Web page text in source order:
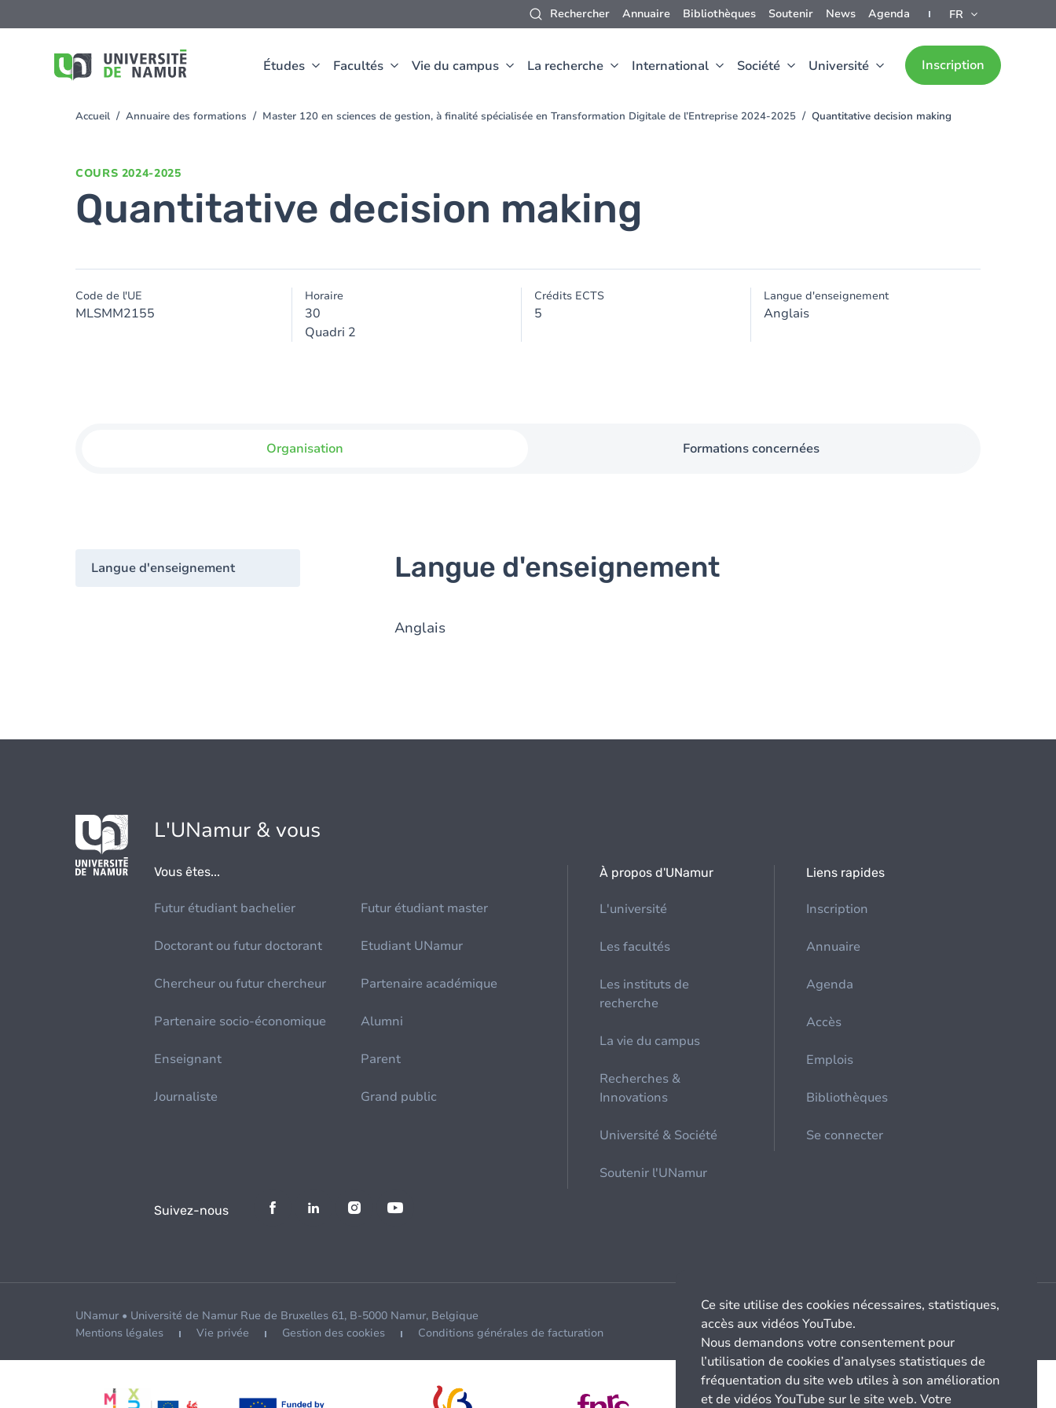
Rechercher Annuaire Bibliothèques Soutenir News Agenda FR
Études Facultés Vie du campus La recherche International Société Université Inscription
au
You
Accueil Annuaire des formations Master 120 en sciences de gestion, à finalité spécialisée en Transformation Digitale de l’Entreprise 2024-2025 Quantitative decision making
COURS 2024-2025
Quantitative decision making
Code de l'UE
MLSMM2155
Horaire
30
Quadri 2
Crédits ECTS
5
Langue d'enseignement
Anglais
Organisation Formations concernées
Langue d'enseignement Langue d'enseignement
Anglais
L'UNamur & vous
Vous êtes...
Futur étudiant bachelier Futur étudiant master
Doctorant ou futur doctorant Etudiant UNamur
Chercheur ou futur chercheur Partenaire académique
Partenaire socio-économique Alumni
Enseignant Parent
Journaliste Grand public
À propos d'UNamur
L'université
Les facultés
Les instituts de
recherche
La vie du campus
Recherches &
Innovations
Université & Société
Soutenir l'UNamur
Liens rapides
Inscription
Annuaire
Agenda
Accès
Emplois
Bibliothèques
Se connecter
Suivez-nous
UNamur • Université de Namur Rue de Bruxelles 61, B-5000 Namur, Belgique
Mentions légales
Vie privée Gestion des cookies Conditions générales de facturation
Ce site utilise des cookies nécessaires, statistiques,
accès aux vidéos YouTube.
Nous demandons votre consentement pour
l’utilisation de cookies d’analyses statistiques de
fréquentation du site web utiles à son amélioration
et de vidéos YouTube sur le site web. Votre